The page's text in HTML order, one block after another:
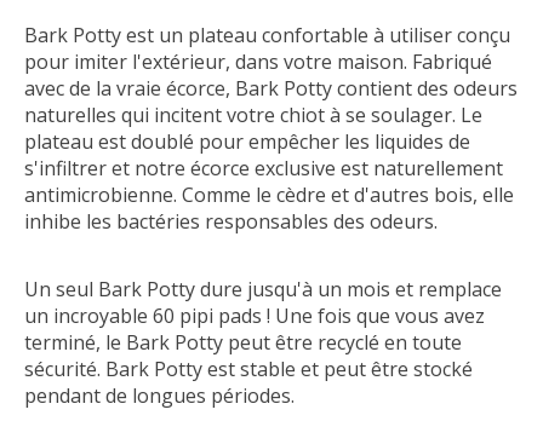
Bark Potty est un plateau confortable à utiliser conçu
pour imiter l'extérieur, dans votre maison. Fabriqué
avec de la vraie écorce, Bark Potty contient des odeurs
naturelles qui incitent votre chiot à se soulager. Le
plateau est doublé pour empêcher les liquides de
s'infiltrer et notre écorce exclusive est naturellement
antimicrobienne. Comme le cèdre et d'autres bois, elle
inhibe les bactéries responsables des odeurs.
Un seul Bark Potty dure jusqu'à un mois et remplace
un incroyable 60 pipi pads ! Une fois que vous avez
terminé, le Bark Potty peut être recyclé en toute
sécurité. Bark Potty est stable et peut être stocké
pendant de longues périodes.